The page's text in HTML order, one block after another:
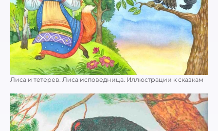
Лиса и тетерев. Лиса исповедница. Иллюстрации к сказкам